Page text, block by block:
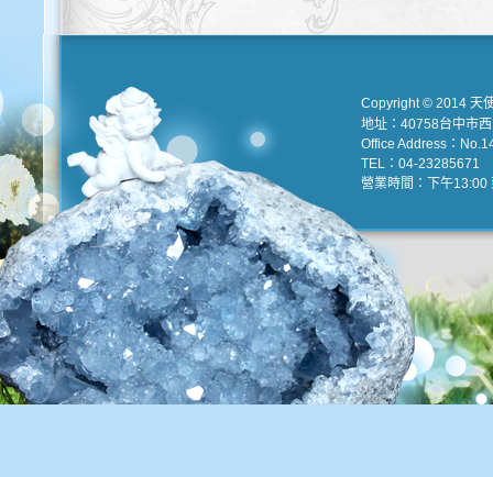
Copyright © 2014 天
地址：40758台中市
Office Address：
TEL：04-23285671
營業時間：下午13:00